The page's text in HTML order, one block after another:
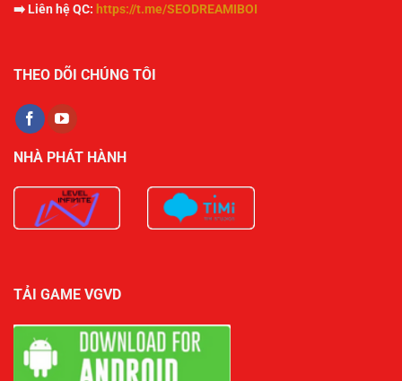
➡️ Liên hệ QC: https://t.me/SEODREAMIBOI
THEO DÕI CHÚNG TÔI
NHÀ PHÁT HÀNH
TẢI GAME VGVD